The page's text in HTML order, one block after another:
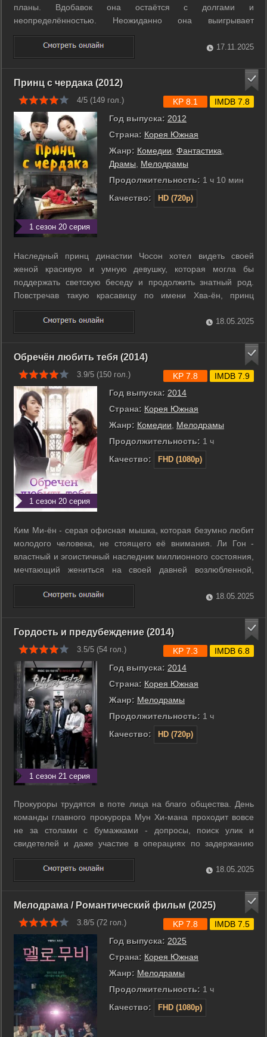
планы. Вдобавок она остаётся с долгами и
неопределённостью. Неожиданно она выигрывает
роскошный таунхаус, но получить его можно только в
статусе жены. У неё рождается смелая идея — найти
человека, готового заключить фиктивный брак. Вскоре в её
17.11.2025
Принц с чердака (2012)
4/5 (149 гол.)
1 сезон 20 серия
Год выпуска: 2012
Страна: Корея Южная
Жанр: Комедии Фантастика
Драмы
Мелодрамы
Продолжительность: 1 ч 10 мин
Качество:
HD (720p)
KP 8.1 IMDB 7.8
Наследный принц династии Чосон хотел видеть своей
женой красивую и умную девушку, которая могла бы
поддержать светскую беседу и продолжить знатный род.
Повстречав такую красавицу по имени Хва-ён, принц
женился на ней, но вскоре девушку обнаружили утонувшей в
местном пруду. Не веря в злосчастное стечение
обстоятельств, принц принимается за поиски ...
18.05.2025
Обречён любить тебя (2014)
3.9/5 (150 гол.)
1 сезон 20 серия
Год выпуска: 2014
Страна: Корея Южная
Жанр: Комедии
Мелодрамы
Продолжительность: 1 ч
Качество:
FHD (1080p)
KP 7.8 IMDB 7.9
Ким Ми-ён - серая офисная мышка, которая безумно любит
молодого человека, не стоящего её внимания. Ли Гон -
властный и эгоистичный наследник миллионного состояния,
мечтающий жениться на своей давней возлюбленной,
которую обещал заполучить ещё в юности. Стечение
нелепых обстоятельств сводит наших героев и однажды
утром они просыпаются в одной ...
18.05.2025
Гордость и предубеждение (2014)
3.5/5 (54 гол.)
1 сезон 21 серия
Год выпуска: 2014
Страна: Корея Южная
Жанр: Мелодрамы
Продолжительность: 1 ч
Качество:
HD (720p)
KP 7.3 IMDB 6.8
Прокуроры трудятся в поте лица на благо общества. День
команды главного прокурора Мун Хи-мана проходит вовсе
не за столами с бумажками - допросы, поиск улик и
свидетелей и даже участие в операциях по задержанию
давно стали привычным делом. Под руководством Хи-мана
работает Ку Дон-чхи – ведущий прокурор с острым умом и
стальной хваткой. Команда уже ...
18.05.2025
Мелодрама / Романтический фильм (2025)
3.8/5 (72 гол.)
Год выпуска: 2025
Страна: Корея Южная
Жанр: Мелодрамы
Продолжительность: 1 ч
Качество:
FHD (1080p)
KP 7.8 IMDB 7.5